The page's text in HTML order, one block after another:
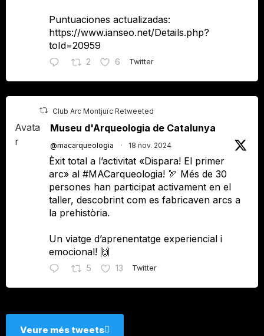
Puntuaciones actualizadas:
https://www.ianseo.net/Details.php?
toId=20959
2 6 Twitter
Club Arc Montjuïc Retweeted
Avata
r
Museu d'Arqueologia de Catalunya
@macarqueologia · 18 nov. 2024
Èxit total a l’activitat «Dispara! El primer
arc» al #MACarqueologia! 🏹 Més de 30
persones han participat activament en el
taller, descobrint com es fabricaven arcs a
la prehistòria.
Un viatge d’aprenentatge experiencial i
emocional! 🙌
5 13 Twitter
Veure més tweets